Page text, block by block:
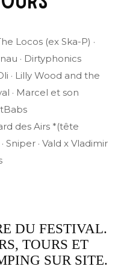
Locos (ex Ska-P) ·
· Dirtyphonics
· Lilly Wood and the
· Marcel et son
des Airs *(tête
Sniper · Vald x Vladimir
DU FESTIVAL.
TOURS ET
SUR SITE.